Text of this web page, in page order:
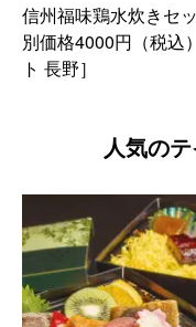
信州福味鶏水炊きセ
別価格4000円（税込
ト 長野］
人気の